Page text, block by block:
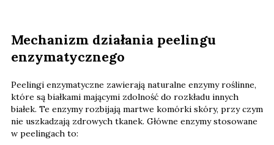
Mechanizm działania peelingu
enzymatycznego
Peelingi enzymatyczne zawierają naturalne enzymy roślinne,
które są białkami mającymi zdolność do rozkładu innych
białek. Te enzymy rozbijają martwe komórki skóry, przy czym
nie uszkadzają zdrowych tkanek. Główne enzymy stosowane
w peelingach to: